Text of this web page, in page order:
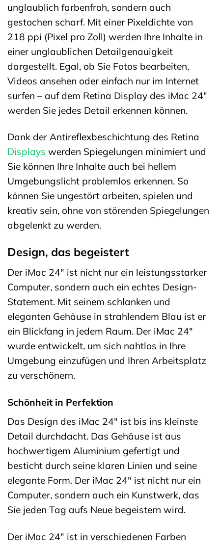
unglaublich farbenfroh, sondern auch
gestochen scharf. Mit einer Pixeldichte von
218 ppi (Pixel pro Zoll) werden Ihre Inhalte in
einer unglaublichen Detailgenauigkeit
dargestellt. Egal, ob Sie Fotos bearbeiten,
Videos ansehen oder einfach nur im Internet
surfen – auf dem Retina Display des iMac 24″
werden Sie jedes Detail erkennen können.
Dank der Antireflexbeschichtung des Retina
Displays werden Spiegelungen minimiert und
Sie können Ihre Inhalte auch bei hellem
Umgebungslicht problemlos erkennen. So
können Sie ungestört arbeiten, spielen und
kreativ sein, ohne von störenden Spiegelungen
abgelenkt zu werden.
Design, das begeistert
Der iMac 24″ ist nicht nur ein leistungsstarker
Computer, sondern auch ein echtes Design-
Statement. Mit seinem schlanken und
eleganten Gehäuse in strahlendem Blau ist er
ein Blickfang in jedem Raum. Der iMac 24″
wurde entwickelt, um sich nahtlos in Ihre
Umgebung einzufügen und Ihren Arbeitsplatz
zu verschönern.
Schönheit in Perfektion
Das Design des iMac 24″ ist bis ins kleinste
Detail durchdacht. Das Gehäuse ist aus
hochwertigem Aluminium gefertigt und
besticht durch seine klaren Linien und seine
elegante Form. Der iMac 24″ ist nicht nur ein
Computer, sondern auch ein Kunstwerk, das
Sie jeden Tag aufs Neue begeistern wird.
Der iMac 24″ ist in verschiedenen Farben